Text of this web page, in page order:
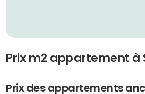
Prix m2 appartement à
Prix des appartements